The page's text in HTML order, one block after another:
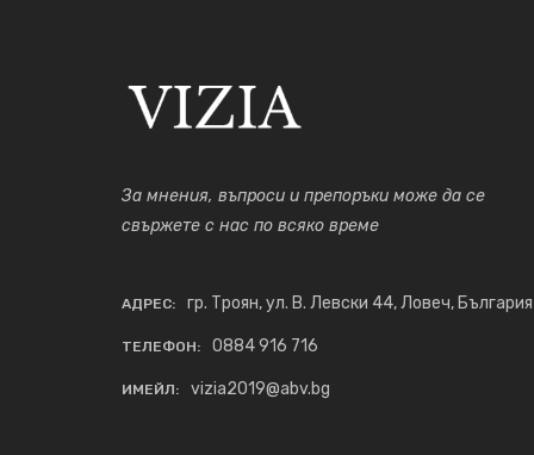
За мнения, въпроси и препоръки може да се
свържете с нас по всяко време
АДРЕС: гр. Троян, ул. В. Левски 44, Ловеч, България
ТЕЛЕФОН: 0884 916 716
ИМЕЙЛ: vizia2019@abv.bg